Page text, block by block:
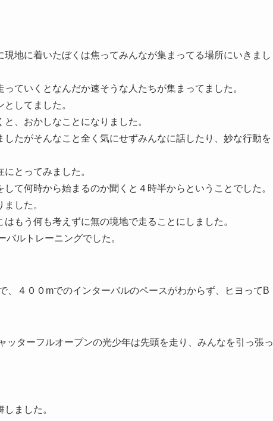
地に着いたぼくは焦ってみんなが集まってる場所にいきまし
ていくとなんだか速そうな人たちが集まってました。
してました。
、おかしなことになりました。
たがそんなこと全く気にせずみんなに話したり、妙な行動を
とってみました。
て何時から始まるのか聞くと４時半からということでした。
した。
もう何も考えずに無の境地で走ることにしました。
ルトレーニングでした。
、４００mでのインターバルのペースがわからず、ヒヨってB
ッターフルオープンの光少年は先頭を走り、みんなを引っ張っ
ました。